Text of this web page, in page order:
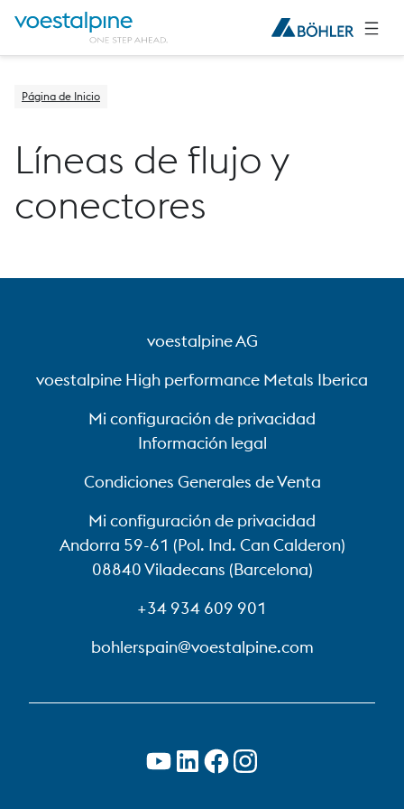
Página de Inicio
Líneas de flujo y
conectores
voestalpine AG
voestalpine High performance Metals Iberica
Mi configuración de privacidad
Información legal
Condiciones Generales de Venta
Mi configuración de privacidad
Andorra 59-61 (Pol. Ind. Can Calderon)
08840 Viladecans (Barcelona)
+34 934 609 901
bohlerspain@voestalpine.com